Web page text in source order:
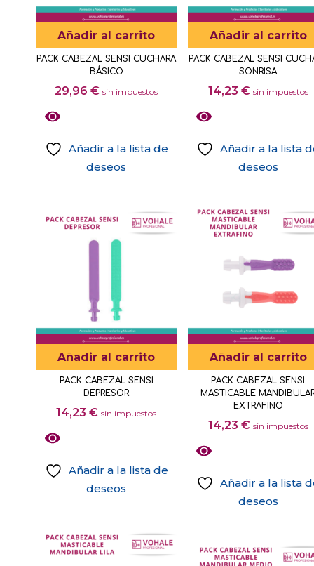
Añadir al carrito
PACK CABEZAL SENSI CUCHARA
BÁSICO
29,96€ sin impuestos
Añadir a la lista de
deseos
Añadir al carrito
PACK CABEZAL SENSI
SONRISA
14,23 € sin impuestos
Añadir a la lista
deseos
Añadir al carrito
PACK CABEZAL SENSI
DEPRESOR
14,23€ sin impuestos
Añadir a la lista de
deseos
Añadir al carrito
PACK CABEZAL SENSI
MASTICABLE
EXTRAFINO
14,23 € sin impuestos
Añadir a la lista
deseos